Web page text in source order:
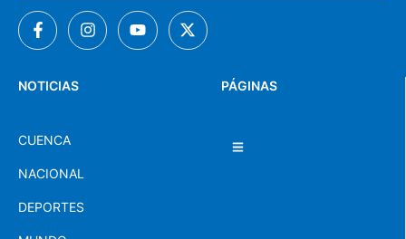
PÁGINAS
NOTICIAS
CUENCA
NACIONAL
DEPORTES